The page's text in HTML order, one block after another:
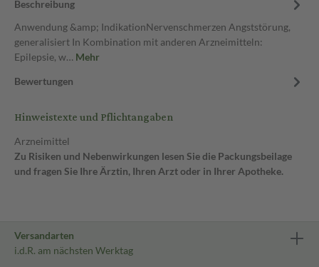
Beschreibung
Anwendung &amp; IndikationNervenschmerzen Angststörung,
generalisiert In Kombination mit anderen Arzneimitteln:
Epilepsie, w… Mehr
Bewertungen
Hinweistexte und Pflichtangaben
Arzneimittel
Zu Risiken und Nebenwirkungen lesen Sie die Packungsbeilage
und fragen Sie Ihre Ärztin, Ihren Arzt oder in Ihrer Apotheke.
Versandarten
i.d.R. am nächsten Werktag